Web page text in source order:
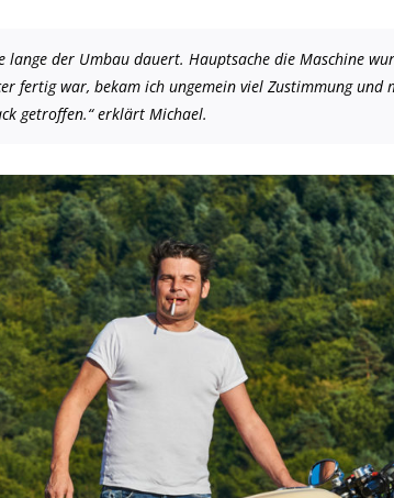
lange der Umbau dauert. Hauptsache die Maschine
fertig war, bekam ich ungemein viel Zustimmung
getroffen.“ erklärt Michael.